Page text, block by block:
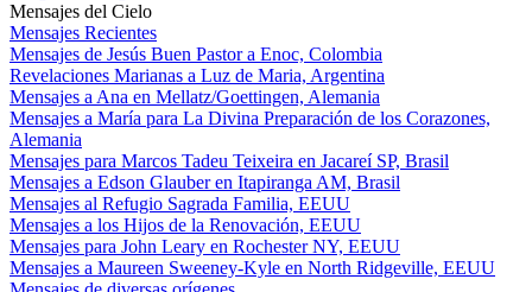
Mensajes del Cielo
Mensajes Recientes
Mensajes de Jesús Buen Pastor a Enoc, Colombia
Revelaciones Marianas a Luz de Maria, Argentina
Mensajes a Ana en Mellatz/Goettingen, Alemania
Mensajes a María para La Divina Preparación de los Corazones,
Alemania
Mensajes para Marcos Tadeu Teixeira en Jacareí SP, Brasil
Mensajes a Edson Glauber en Itapiranga AM, Brasil
Mensajes al Refugio Sagrada Familia, EEUU
Mensajes a los Hijos de la Renovación, EEUU
Mensajes para John Leary en Rochester NY, EEUU
Mensajes a Maureen Sweeney-Kyle en North Ridgeville, EEUU